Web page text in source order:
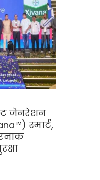
जेनरेशन
स्मार्ट,